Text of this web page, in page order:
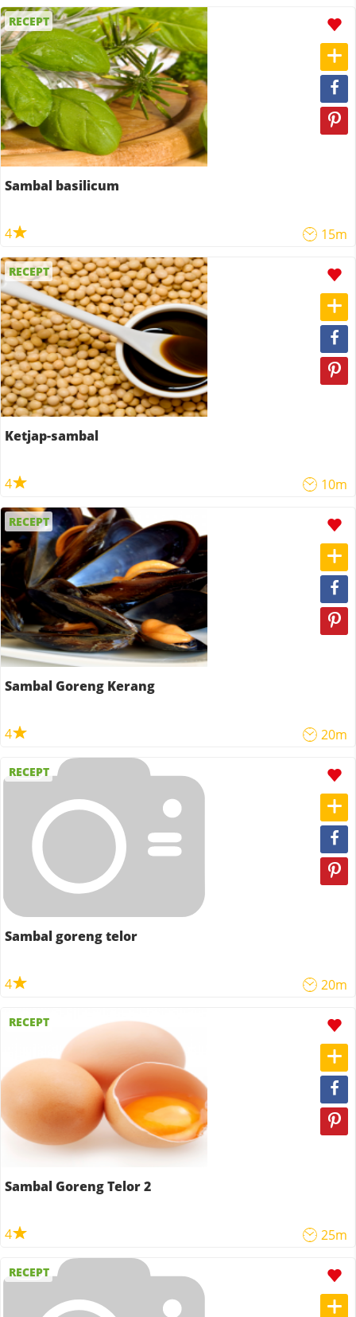
RECEPT
Sambal basilicum
4 15m
RECEPT
Ketjap-sambal
4 10m
RECEPT
Sambal Goreng Kerang
4 20m
RECEPT
Sambal goreng telor
4 20m
RECEPT
Sambal Goreng Telor 2
4 25m
RECEPT